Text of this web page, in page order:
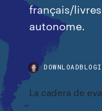
français/
autonome.
La cadera de